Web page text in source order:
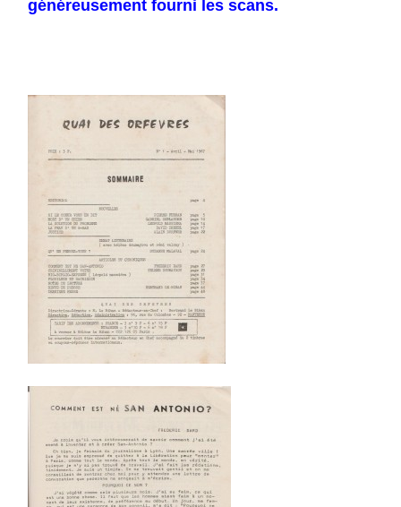
généreusement fourni les scans.